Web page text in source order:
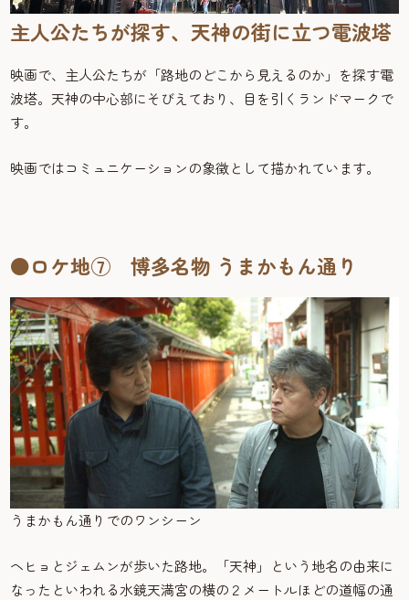
主人公たちが探す、天神の街に立つ電波塔
映画で、主人公たちが「路地のどこから見えるのか」を探す電
波塔。天神の中心部にそびえており、目を引くランドマークで
す。
映画ではコミュニケーションの象徴として描かれています。
●ロケ地⑦ 博多名物 うまかもん通り
うまかもん通りでのワンシーン
ヘヒョとジェムンが歩いた路地。「天神」という地名の由来に
なったといわれる水鏡天満宮の横の２メートルほどの道幅の通